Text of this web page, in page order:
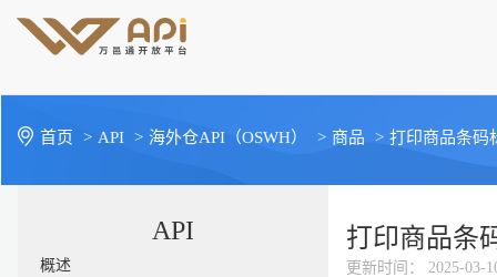
首页 > API > 海外仓API（OSWH） > 商品 > 打印商品条码
API
概述
打印商品条
更新时间 ： 2025-03-